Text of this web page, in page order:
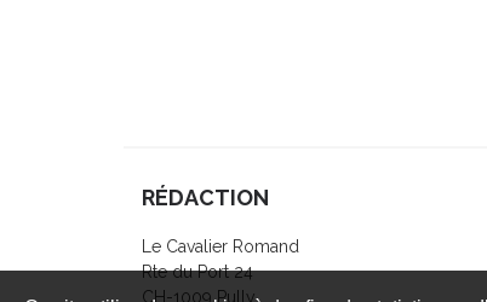
RÉDACTION
Le Cavalier Romand
Rte du Port 24
CH-1009 Pully